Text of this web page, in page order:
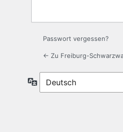
Passwort vergessen?
← Zu Freiburg-
Sprache